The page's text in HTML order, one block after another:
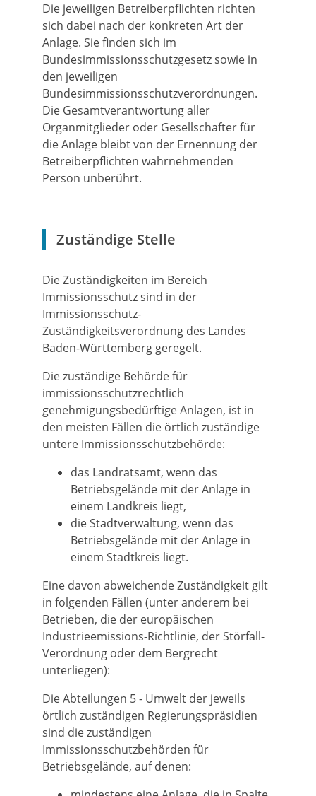
Die jeweiligen Betreiberpflichten richten
sich dabei nach der konkreten Art der
Anlage. Sie finden sich im
Bundesimmissionsschutzgesetz sowie in
den jeweiligen
Bundesimmissionsschutzverordnungen.
Die Gesamtverantwortung aller
Organmitglieder oder Gesellschafter für
die Anlage bleibt von der Ernennung der
Betreiberpflichten wahrnehmenden
Person unberührt.
Zuständige Stelle
Die Zuständigkeiten im Bereich
Immissionsschutz sind in der
Immissionsschutz-
Zuständigkeitsverordnung des Landes
Baden-Württemberg geregelt.
Die zuständige Behörde für
immissionsschutzrechtlich
genehmigungsbedürftige Anlagen, ist in
den meisten Fällen die örtlich zuständige
untere Immissionsschutzbehörde:
das Landratsamt, wenn das
Betriebsgelände mit der Anlage in
einem Landkreis liegt,
die Stadtverwaltung, wenn das
Betriebsgelände mit der Anlage in
einem Stadtkreis liegt.
Eine davon abweichende Zuständigkeit gilt
in folgenden Fällen (unter anderem bei
Betrieben, die der europäischen
Industrieemissions-Richtlinie, der Störfall-
Verordnung oder dem Bergrecht
unterliegen):
Die Abteilungen 5 - Umwelt der jeweils
örtlich zuständigen Regierungspräsidien
sind die zuständigen
Immissionsschutzbehörden für
Betriebsgelände, auf denen: